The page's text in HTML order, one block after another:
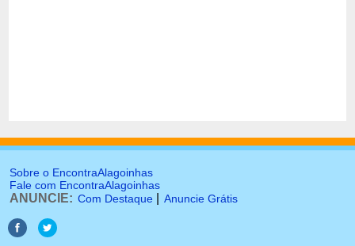
Sobre o EncontraAlagoinhas
Fale com EncontraAlagoinhas
ANUNCIE: Com Destaque Anuncie Grátis